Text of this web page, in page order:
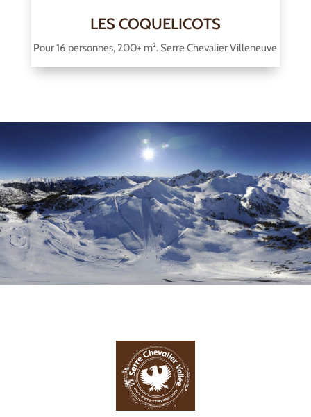
LES COQUELICOTS
Pour 16 personnes, 200+ m². Serre Chevalier Villeneuve